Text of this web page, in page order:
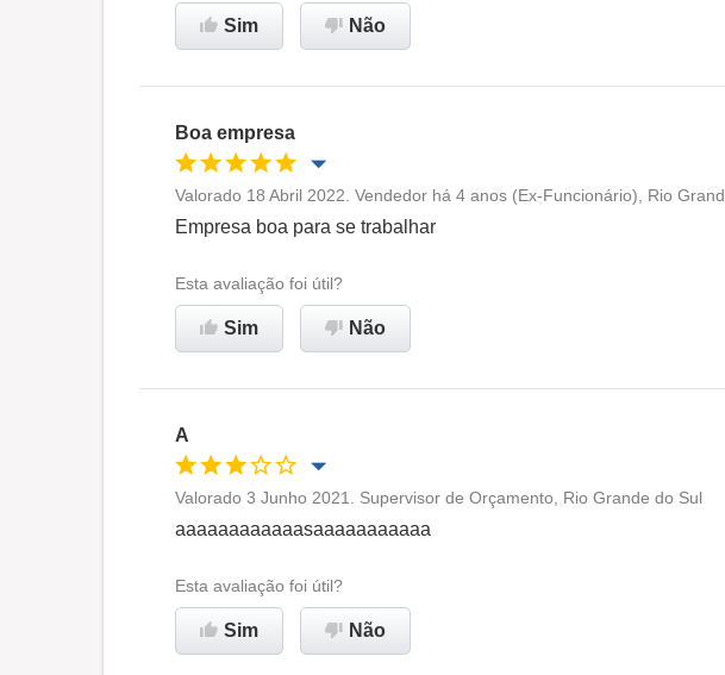
Não recomenda esta
Sim Não
Boa empresa
Oportunidade de promoção
Ambiente de trabalho
Recomenda esta empresa
Valorado 18 Abril 2022. Vendedor há 4 anos (Ex-Funcionário), Rio
Empresa boa para se trabalhar
Esta avaliação foi útil?
Sim Não
A
Oportunidade de promoção
Ambiente de trabalho
Recomenda esta empresa
Valorado 3 Junho 2021. Supervisor de Orçamento, Rio Grande do Sul
aaaaaaaaaaaasaaaaaaaaaaa
Esta avaliação foi útil?
Sim Não